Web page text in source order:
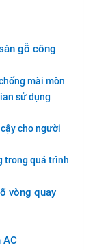
gỗ công
mài mòn
sử dụng
cho người
trong quá trình
vòng quay
AC